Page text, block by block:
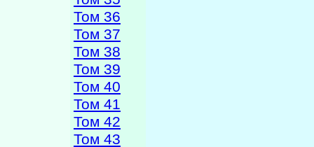
Том 36
Том 37
Том 38
Том 39
Том 40
Том 41
Том 42
Том 43